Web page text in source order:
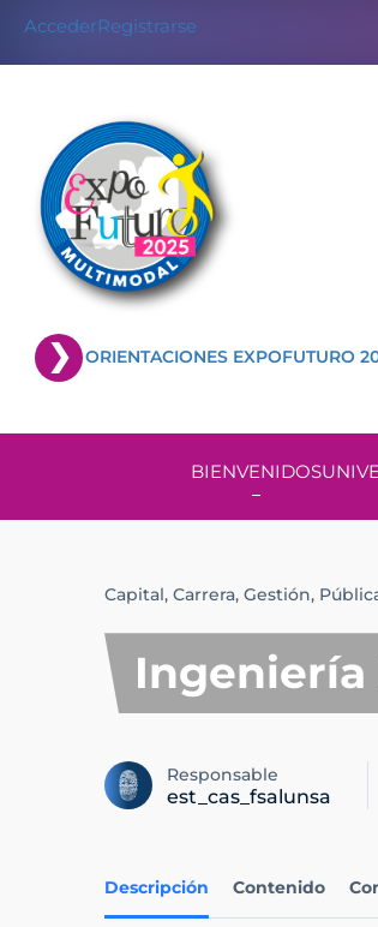
AccederRegistrarse
ORIENTACIONES EXPOFUTURO
BIENVENIDOS
Capital, Carrera, Gestión,
Responsable
est_cas_fsalunsa
Descripción Contenido